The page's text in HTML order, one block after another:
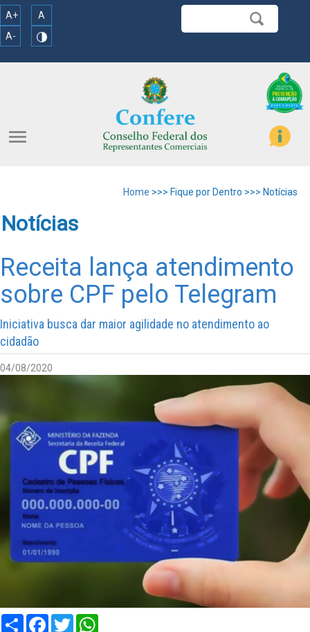
A+
A
A-
menu
Home >>> Fique por Dentro >>> Notícias
Notícias
Receita lança atendimento
sobre CPF pelo Telegram
Iniciativa busca dar maior agilidade no atendimento ao
cidadão
04/08/2020
Compartilhar
Facebook
Twitter